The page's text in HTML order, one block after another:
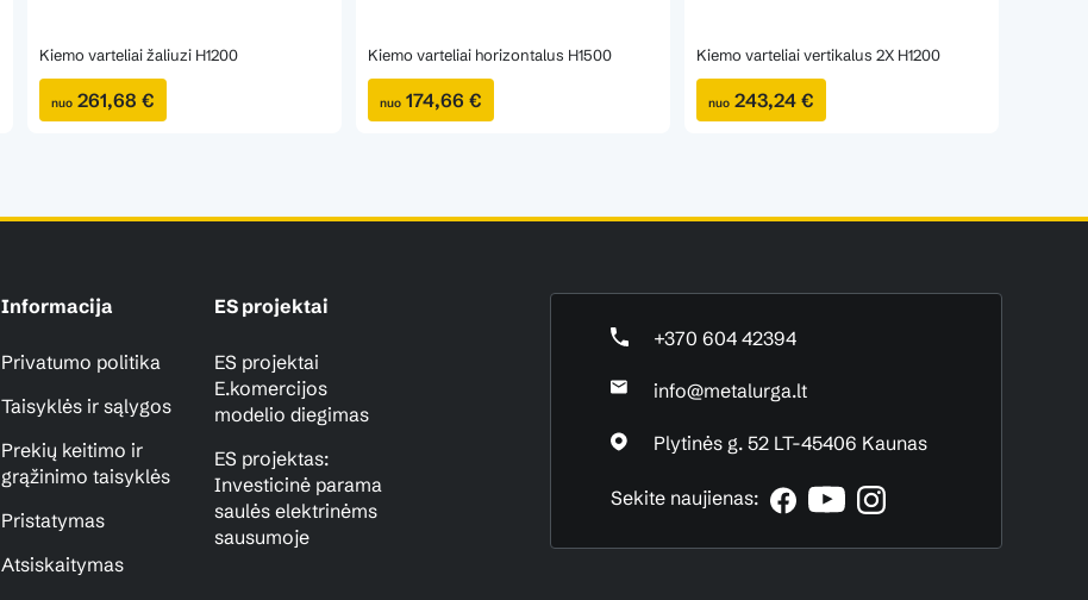
Kiemo varteliai žaliuzi H1200
nuo 261,68 €
Kiemo varteliai horizontalus H1500
nuo 174,66 €
Kiemo varteliai vertikalus 2X H1200
nuo 243,24 €
+370 604 42394
info@metalurga.lt
Plytinės g. 52 LT-45406 Kaunas
Sekite naujienas:
Informacija
Privatumo politika
Taisyklės ir sąlygos
Prekių keitimo ir
grąžinimo taisyklės
Pristatymas
Atsiskaitymas
ES projektai
ES projektai
E.komercijos
modelio diegimas
ES projektas:
Investicinė parama
saulės elektrinėms
sausumoje